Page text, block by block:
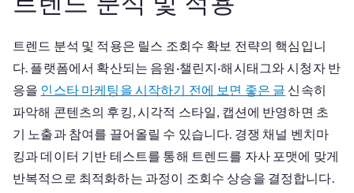
트렌드 분석 및 적용은 릴스 조회수 확보 전략의 핵심입니
다. 플랫폼에서 확산되는 음원·챌린지·해시태그와 시청자 반
응을 인스타 마케팅을 시작하기 전에 보면 좋은 글 신속히
파악해 콘텐츠의 후킹, 시각적 스타일, 캡션에 반영하면 초
기 노출과 참여를 끌어올릴 수 있습니다. 경쟁 채널 벤치마
킹과 데이터 기반 테스트를 통해 트렌드를 자사 포맷에 맞게
반복적으로 최적화하는 과정이 조회수 상승을 결정합니다.